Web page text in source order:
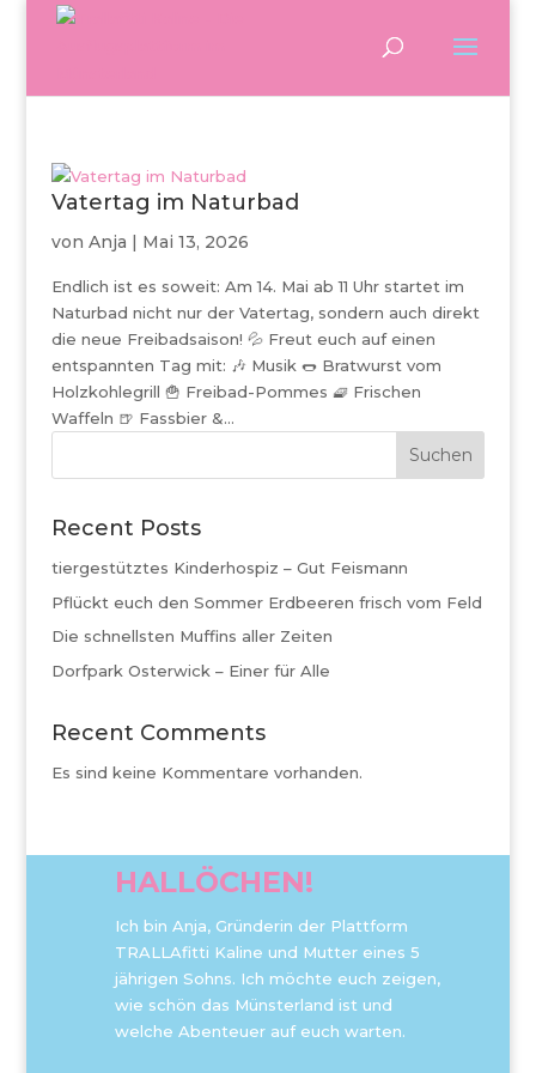
Vatertag im Naturbad
von Anja | Mai 13, 2026
Endlich ist es soweit: Am 14. Mai ab 11 Uhr startet im
Naturbad nicht nur der Vatertag, sondern auch direkt
die neue Freibadsaison! 💦 Freut euch auf einen
entspannten Tag mit: 🎶 Musik 🌭 Bratwurst vom
Holzkohlegrill 🍟 Freibad-Pommes 🧇 Frischen
Waffeln 🍺 Fassbier &...
Suchen
Recent Posts
tiergestütztes Kinderhospiz – Gut Feismann
Pflückt euch den Sommer Erdbeeren frisch vom Feld
Die schnellsten Muffins aller Zeiten
Dorfpark Osterwick – Einer für Alle
Recent Comments
Es sind keine Kommentare vorhanden.
HALLÖCHEN!
Ich bin Anja, Gründerin der Plattform
TRALLAfitti Kaline und Mutter eines 5
jährigen Sohns. Ich möchte euch zeigen,
wie schön das Münsterland ist und
welche Abenteuer auf euch warten.